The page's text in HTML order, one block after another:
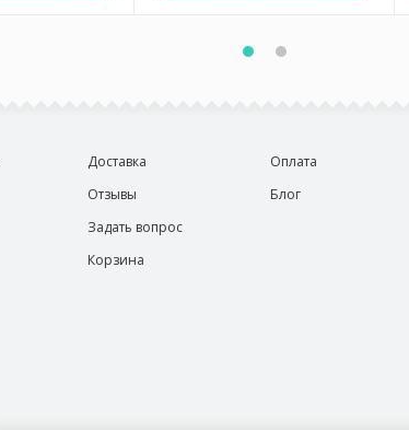
Доставка
Отзывы
Задать вопрос
Корзина
Оплата
Блог